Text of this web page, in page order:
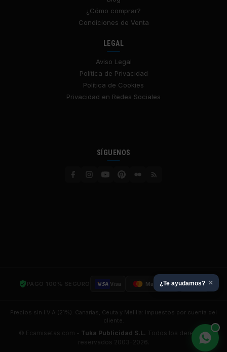
¿Cómo comprar?
Condiciones de Venta
LEGAL
Aviso Legal
Política de Privacidad
Política de Cookies
Privacidad en Redes Sociales
SÍGUENOS
PAGO 100% SEGURO Visa Mastercard SSL
Precios sin I.V.A (21%). Canarias, Ceuta y Melilla: impuestos por cuenta del
cliente.
© Ecamisetas.com - Tuka Publicidad S.L. Todos los derechos
reservados 2003-2026.
¿Te ayudamos? ×